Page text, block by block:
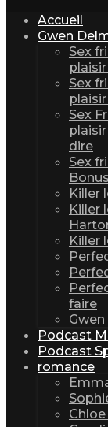
Accueil
Gwen
Sex
Sex
Sex
dire
Sex
Killer
Killer
Killer
faire
Podcast
Podcast
romance